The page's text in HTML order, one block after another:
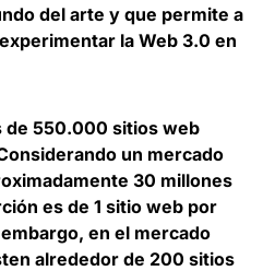
del arte y que permite a
la Web 3.0 en
de 550.000 sitios web
un mercado
30 millones
es de 1 sitio web por
en el mercado
alrededor de 200 sitios